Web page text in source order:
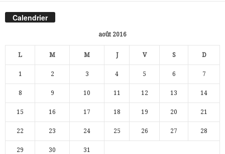
Calendrier
août 2016
L M M J V S D
1 2 3 4 5 6 7
8 9 10 11 12 13 14
15 16 17 18 19 20 21
22 23 24 25 26 27 28
29 30 31